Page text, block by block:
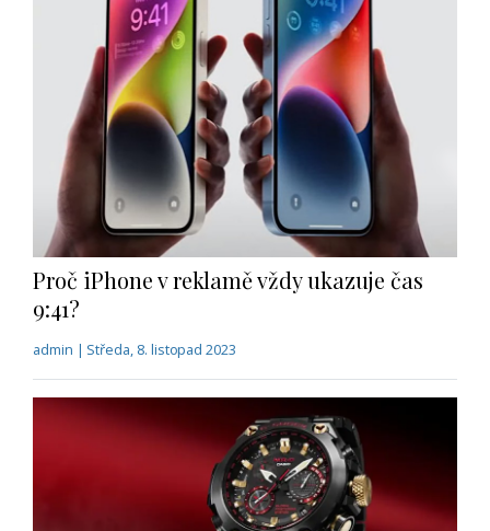
Proč iPhone v reklamě vždy ukazuje čas
9:41?
admin | Středa, 8. listopad 2023